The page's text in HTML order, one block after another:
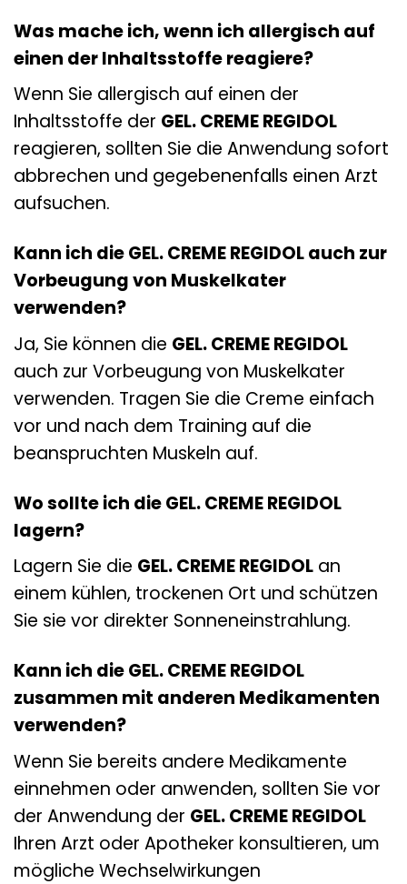
Was mache ich, wenn ich allergisch auf
einen der Inhaltsstoffe reagiere?
Wenn Sie allergisch auf einen der
Inhaltsstoffe der GEL. CREME REGIDOL
reagieren, sollten Sie die Anwendung sofort
abbrechen und gegebenenfalls einen Arzt
aufsuchen.
Kann ich die GEL. CREME REGIDOL auch zur
Vorbeugung von Muskelkater
verwenden?
Ja, Sie können die GEL. CREME REGIDOL
auch zur Vorbeugung von Muskelkater
verwenden. Tragen Sie die Creme einfach
vor und nach dem Training auf die
beanspruchten Muskeln auf.
Wo sollte ich die GEL. CREME REGIDOL
lagern?
Lagern Sie die GEL. CREME REGIDOL an
einem kühlen, trockenen Ort und schützen
Sie sie vor direkter Sonneneinstrahlung.
Kann ich die GEL. CREME REGIDOL
zusammen mit anderen Medikamenten
verwenden?
Wenn Sie bereits andere Medikamente
einnehmen oder anwenden, sollten Sie vor
der Anwendung der GEL. CREME REGIDOL
Ihren Arzt oder Apotheker konsultieren, um
mögliche Wechselwirkungen